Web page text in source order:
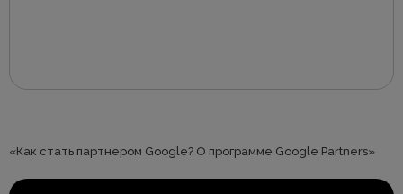
«Как стать партнером Google? О программе Google Partners»